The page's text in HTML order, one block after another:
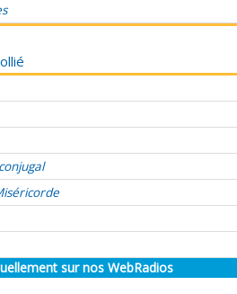
sur nos WebRadios